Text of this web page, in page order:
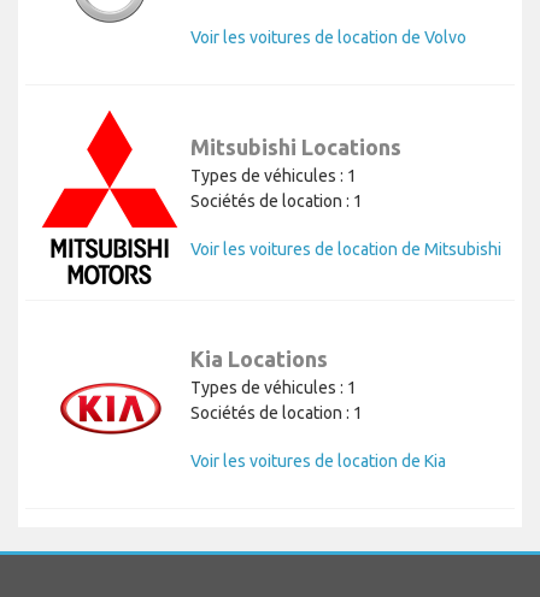
Voir les voitures de location de Volvo
Mitsubishi Locations
Types de véhicules : 1
Sociétés de location : 1
Voir les voitures de location de Mitsubishi
Kia Locations
Types de véhicules : 1
Sociétés de location : 1
Voir les voitures de location de Kia